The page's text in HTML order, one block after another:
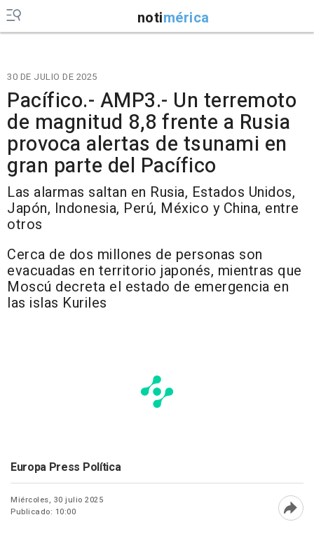
notimérica
30 DE JULIO DE 2025
Pacífico.- AMP3.- Un terremoto
de magnitud 8,8 frente a Rusia
provoca alertas de tsunami en
gran parte del Pacífico
Las alarmas saltan en Rusia, Estados Unidos,
Japón, Indonesia, Perú, México y China, entre
otros
Cerca de dos millones de personas son
evacuadas en territorio japonés, mientras que
Moscú decreta el estado de emergencia en
las islas Kuriles
Europa Press Política
Miércoles, 30 julio 2025
Publicado: 10:00